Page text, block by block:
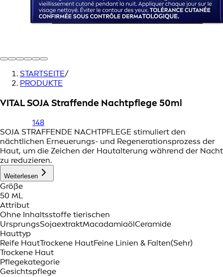
STARTSEITE/
PRODUKTE
VITAL SOJA Straffende Nachtpflege 50ml
148
SOJA STRAFFENDE NACHTPFLEGE stimuliert den
nächtlichen Erneuerungs- und Regenerationsprozess der
Haut, um die Zeichen der Hautalterung während der Nacht
zu reduzieren.
Weiterlesen
Größe
50 ML
Attribut
Ohne Inhaltsstoffe tierischen
UrsprungsSojaextraktMacadamiaölCeramide
Hauttyp
Reife HautTrockene HautFeine Linien & Falten(Sehr)
Trockene Haut
Pflegekategorie
Gesichtspflege